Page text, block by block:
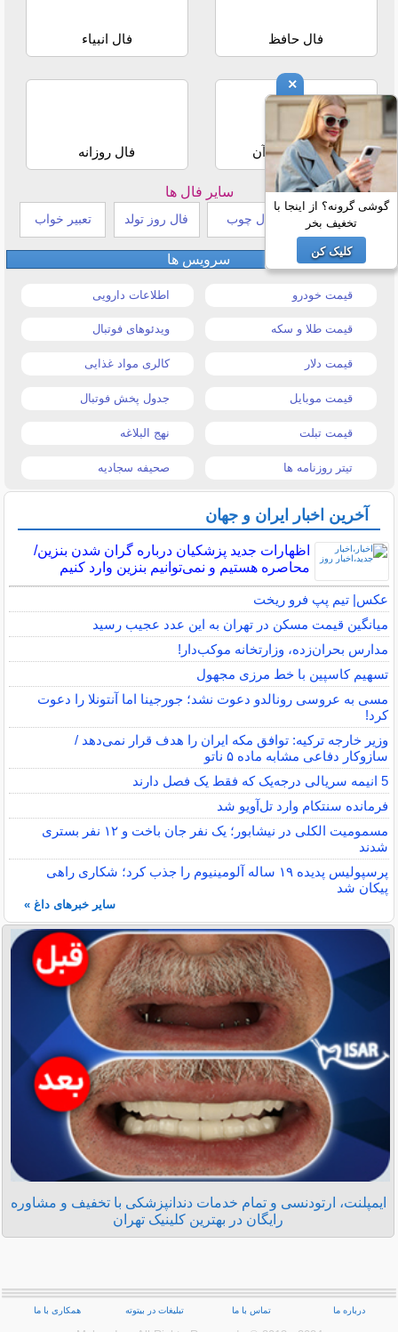
فال حافظ فال انبیاء
استخاره با قرآن فال روزانه
سایر فال ها
طالع بینی هندی فال چوب فال روز تولد تعبیر خواب
سرویس ها
قیمت خودرو اطلاعات دارویی
قیمت طلا و سکه ویدئوهای فوتبال
قیمت دلار کالری مواد غذایی
قیمت موبایل جدول پخش فوتبال
قیمت تبلت نهج البلاغه
تیتر روزنامه ها صحیفه سجادیه
آخرین اخبار ایران و جهان
اظهارات جدید پزشکیان درباره گران شدن بنزین/
محاصره هستیم و نمی‌توانیم بنزین وارد کنیم
عکس| تیم پپ فرو ریخت
میانگین قیمت مسکن در تهران به این عدد عجیب رسید
مدارس بحران‌زده، وزارتخانه موکب‌دار!
تسهیم کاسپین با خط مرزی مجهول
مسی به عروسی رونالدو دعوت نشد؛ جورجینا اما آنتونلا را دعوت
کرد!
وزیر خارجه ترکیه: توافق مکه ایران را هدف قرار نمی‌دهد /
سازوکار دفاعی مشابه ماده ۵ ناتو
5 انیمه سریالی درجه‌یک که فقط یک فصل دارند
فرمانده سنتکام وارد تل‌آویو شد
مسمومیت الکلی در نیشابور؛ یک نفر جان باخت و ۱۲ نفر بستری
شدند
پرسپولیس پدیده ۱۹ ساله آلومینیوم را جذب کرد؛ شکاری راهی
پیکان شد
سایر خبرهای داغ »
ایمپلنت، ارتودنسی و تمام خدمات دندانپزشکی با تخفیف و مشاوره
رایگان در بهترین کلینیک تهران
×
گوشی گرونه؟ از اینجا با
تخغیف بخر
کلیک کن
درباره ما تماس با ما تبلیغات در بیتوته همکاری با ما